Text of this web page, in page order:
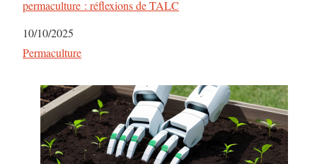
permaculture : réflexions de TALC
Date
10/10/2025
Par rapport à
Permaculture